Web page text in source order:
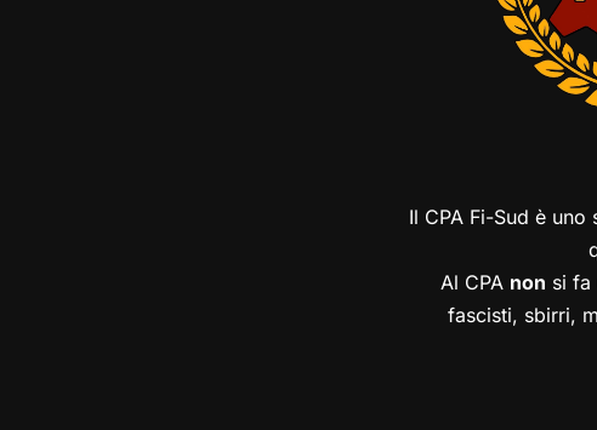
Il CPA Fi-Sud è
Al CPA non si fa
fascisti, sbirri,